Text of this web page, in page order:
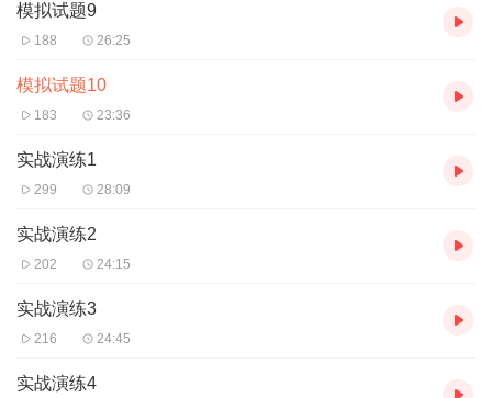
模拟试题9
188 26:25
模拟试题10
183 23:36
实战演练1
299 28:09
实战演练2
202 24:15
实战演练3
216 24:45
实战演练4